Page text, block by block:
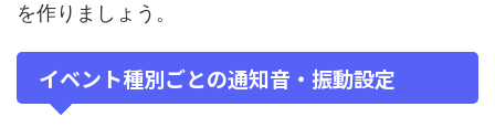
を作りましょう。
イベント種別ごとの通知音・振動設定